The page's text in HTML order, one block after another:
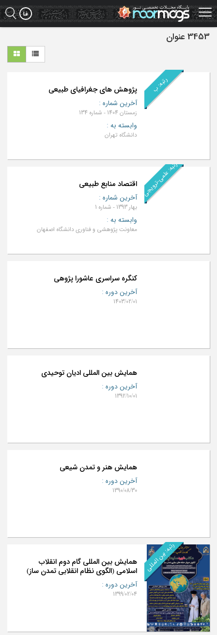
Skip
to
main
content3453 عنوان
رتبه: ب پژوهش های جغرافیای طبیعی
آخرین شماره :
زمستان 1404 - شماره 134
وابسته به :
دانشگاه تهران
رتبه: علمی-ترویجی اقتصاد منابع طبیعی
آخرین شماره :
بهار 1393 - شماره 1
وابسته به :
معاونت پژوهشی و فناوری دانشگاه اصفهان
کنگره سراسری عاشورا پژوهی
آخرین دوره :
1403/02/01
همایش بین المللی ادیان توحیدی
آخرین دوره :
1392/10/01
همایش هنر و تمدن شیعی
آخرین دوره :
1390/08/30
رتبه: بین المللی
همایش بین المللی گام دوم انقلاب
اسلامی (الگوی نظام انقلابی تمدن ساز)
آخرین دوره :
1399/02/04